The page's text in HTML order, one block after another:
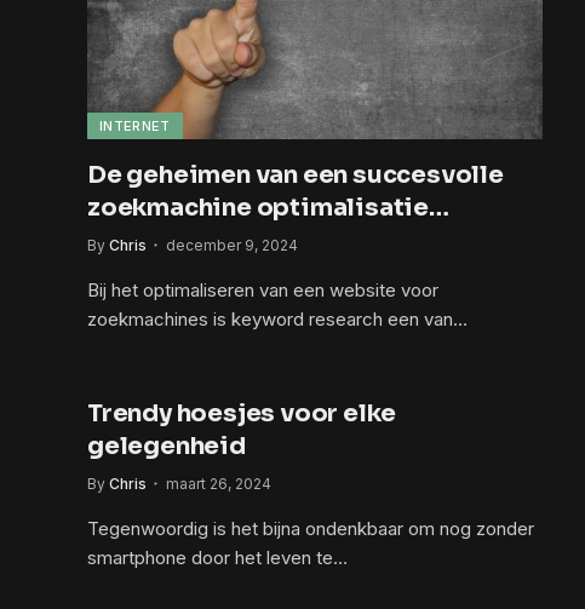
INTERNET
De geheimen van een succesvolle
zoekmachine optimalisatie
specialist ontsluierd
By Chris december 9, 2024
Bij het optimaliseren van een website voor
zoekmachines is keyword research een van…
Trendy hoesjes voor elke
gelegenheid
By Chris maart 26, 2024
Tegenwoordig is het bijna ondenkbaar om nog zonder
smartphone door het leven te…